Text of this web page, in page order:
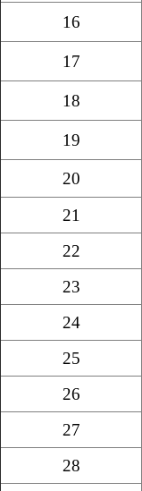
16
17
18
19
20
21
22
23
24
25
26
27
28